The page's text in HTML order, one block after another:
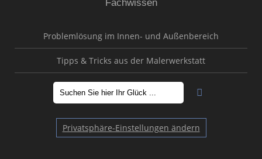
Fachwissen
Problemlösung im Innen- und Außenbereich
Tipps & Tricks aus der Malerwerkstatt
Privatsphäre-Einstellungen ändern